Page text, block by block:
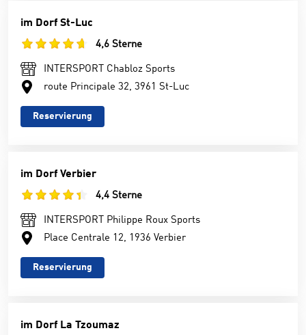
im Dorf St-Luc
4,6 Sterne
INTERSPORT Chabloz Sports
route Principale 32, 3961 St-Luc
Reservierung
im Dorf Verbier
4,4 Sterne
INTERSPORT Philippe Roux Sports
Place Centrale 12, 1936 Verbier
Reservierung
im Dorf La Tzoumaz